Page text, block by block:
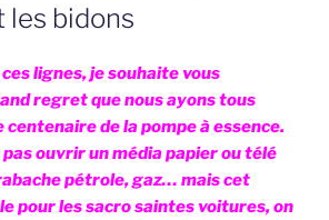
les bidons
lignes, je souhaite vous
regret que nous ayons tous
de la pompe à essence.
pas ouvrir un média papier ou télé
pétrole, gaz… mais cet
pour les sacro saintes voitures, on